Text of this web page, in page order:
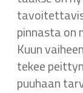
pinnasta on
Kuun
tekee
puuhaan